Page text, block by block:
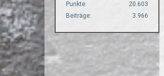
Punkte
20.603
Beiträge
3.966